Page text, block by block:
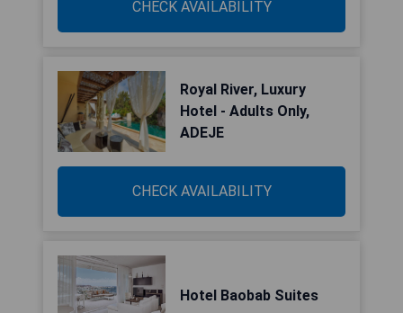
CHECK AVAILABILITY
Royal River, Luxury
Hotel - Adults Only,
ADEJE
CHECK AVAILABILITY
Hotel Baobab Suites